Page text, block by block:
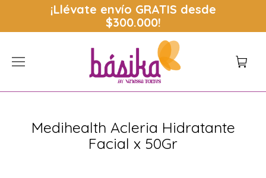
¡Llévate envío GRATIS desde
$300.000!
Medihealth Acleria Hidratante
Facial x 50Gr